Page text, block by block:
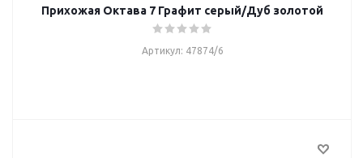
Прихожая Октава 7 Графит серый/Дуб золотой
Артикул: 47874/6